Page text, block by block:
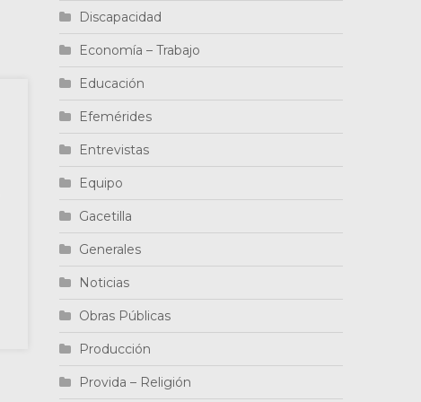
Discapacidad
Economía – Trabajo
Educación
Efemérides
Entrevistas
Equipo
Gacetilla
Generales
Noticias
Obras Públicas
Producción
Provida – Religión